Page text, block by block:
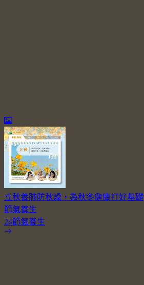
立秋養肺防秋燥，為秋冬健康打好基礎
節氣養生
24節氣養生